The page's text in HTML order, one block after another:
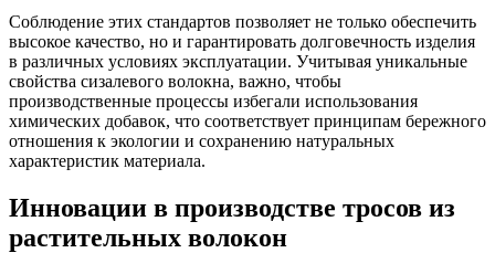
Соблюдение этих стандартов позволяет не только обеспечить
высокое качество, но и гарантировать долговечность изделия
в различных условиях эксплуатации. Учитывая уникальные
свойства сизалевого волокна, важно, чтобы
производственные процессы избегали использования
химических добавок, что соответствует принципам бережного
отношения к экологии и сохранению натуральных
характеристик материала.
Инновации в производстве тросов из
растительных волокон